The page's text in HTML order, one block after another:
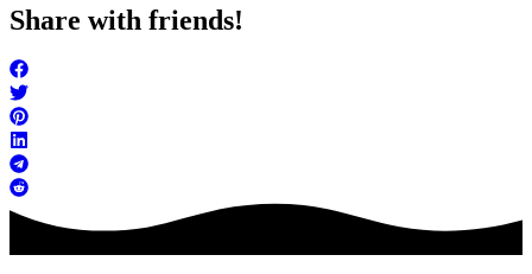
Share with friends!